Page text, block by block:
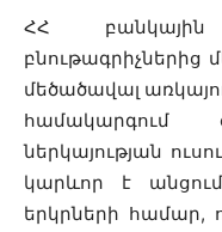
ՀՀ
բնութագրիչներից
մեծածավալ
համակարգում
ներկայության
կարևոր է
երկրների համար,